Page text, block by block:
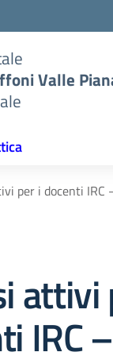
Valle
per i docenti IRC
attivi
IRC